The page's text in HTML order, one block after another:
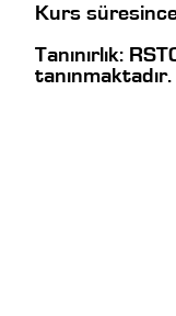
Kurs süresince
Tanınırlık:
tanınmaktadır.